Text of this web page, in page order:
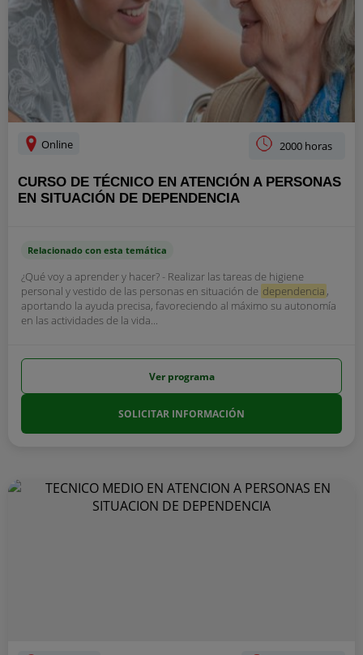
Online 2000 horas
CURSO DE TÉCNICO EN ATENCIÓN A PERSONAS
EN SITUACIÓN DE DEPENDENCIA
Relacionado con esta temática
¿Qué voy a aprender y hacer? - Realizar las tareas de higiene
personal y vestido de las personas en situación de dependencia ,
aportando la ayuda precisa, favoreciendo al máximo su autonomía
en las actividades de la vida...
Ver programa
SOLICITAR INFORMACIÓN